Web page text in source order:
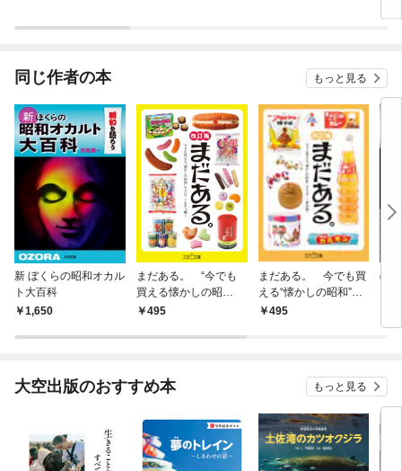
同じ作者の本 もっと見る
新 ぼくらの昭和オカル
ト大百科
1,650
まだある。 “今でも
買える懐かしの昭
和”カタログ ～おや
495
まだある。 今でも買
える“懐かしの昭和”カ
タログ ～食品編 改訂
495
ぼ
大空出版のおすすめ本 もっと見る